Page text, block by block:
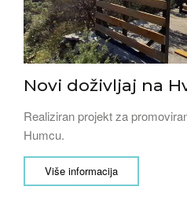
Novi doživljaj na
Realiziran projekt za
Humcu.
Više informacija